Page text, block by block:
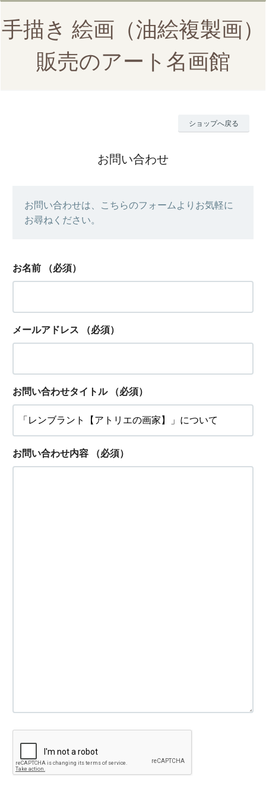
手描き 絵画（油絵複製画）
販売のアート名画館
ショップへ戻る
お問い合わせ
お問い合わせは、こちらのフォームよりお気軽に
お尋ねください。
お名前 （必須）
メールアドレス （必須）
お問い合わせタイトル （必須）
お問い合わせ内容 （必須）